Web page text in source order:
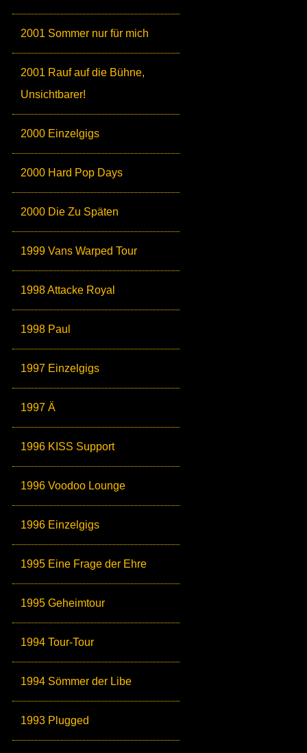
2001 Sommer nur für mich
2001 Rauf auf die Bühne,
Unsichtbarer!
2000 Einzelgigs
2000 Hard Pop Days
2000 Die Zu Späten
1999 Vans Warped Tour
1998 Attacke Royal
1998 Paul
1997 Einzelgigs
1997 Ä
1996 KISS Support
1996 Voodoo Lounge
1996 Einzelgigs
1995 Eine Frage der Ehre
1995 Geheimtour
1994 Tour-Tour
1994 Sömmer der Libe
1993 Plugged